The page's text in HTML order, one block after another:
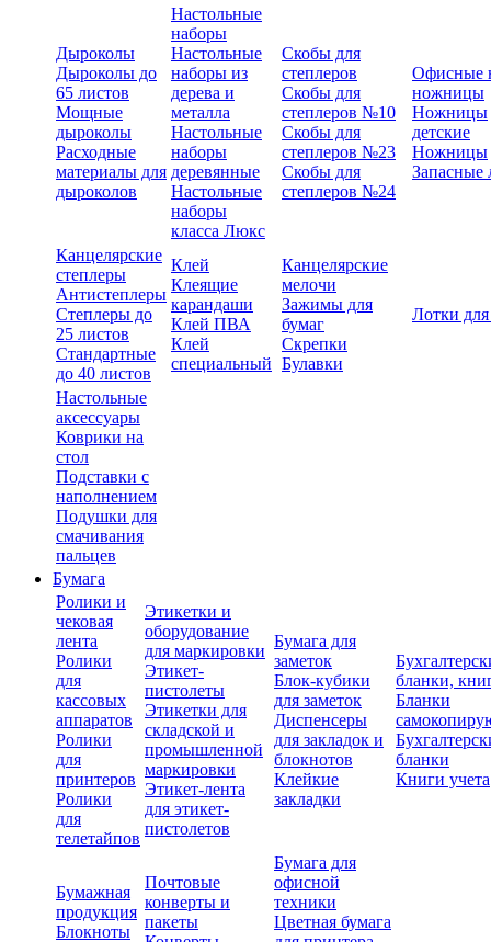
Дыроколы
Дыроколы до
65 листов
Мощные
дыроколы
Расходные
материалы для
дыроколов
Настольные
наборы
Настольные
наборы из
дерева и
металла
Настольные
наборы
деревянные
Настольные
наборы
класса Люкс
Скобы для
степлеров
Скобы для
степлеров №10
Скобы для
степлеров №23
Скобы для
степлеров №24
Офисные
ножницы
Ножницы
детские
Ножницы
Запасные
Канцелярские
степлеры
Антистеплеры
Степлеры до
25 листов
Стандартные
до 40 листов
Клей
Клеящие
карандаши
Клей ПВА
Клей
специальный
Канцелярские
мелочи
Зажимы для
бумаг
Скрепки
Булавки
Лотки
Настольные
аксессуары
Коврики на
стол
Подставки с
наполнением
Подушки для
смачивания
пальцев
Бумага
Ролики и
чековая
лента
Ролики
для
кассовых
аппаратов
Ролики
для
принтеров
Ролики
для
телетайпов
Этикетки и
оборудование
для маркировки
Этикет-
пистолеты
Этикетки для
складской и
промышленной
маркировки
Этикет-лента
для этикет-
пистолетов
Бумага для
заметок
Блок-кубики
для заметок
Диспенсеры
для закладок и
блокнотов
Клейкие
закладки
бланки,
Бланки
бланки
Книги учета
Бумажная
продукция
Блокноты
Почтовые
конверты и
пакеты
Бумага для
офисной
техники
Цветная бумага